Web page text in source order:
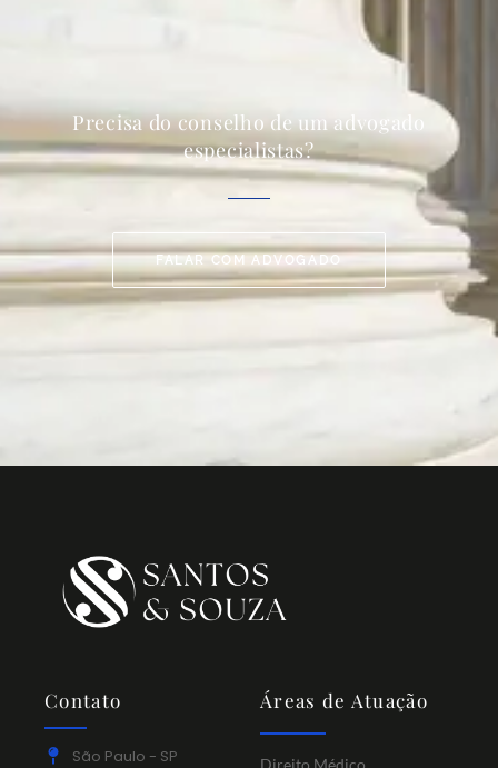
Precisa do conselho de um advogado
especialistas?
FALAR COM ADVOGADO
Contato
São Paulo - SP
Áreas de Atuação
Direito Médico